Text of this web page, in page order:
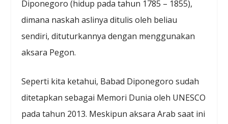
Diponegoro (hidup pada tahun 1785 – 1855),
dimana naskah aslinya ditulis oleh beliau
sendiri, dituturkannya dengan menggunakan
aksara Pegon.
Seperti kita ketahui, Babad Diponegoro sudah
ditetapkan sebagai Memori Dunia oleh UNESCO
pada tahun 2013. Meskipun aksara Arab saat ini